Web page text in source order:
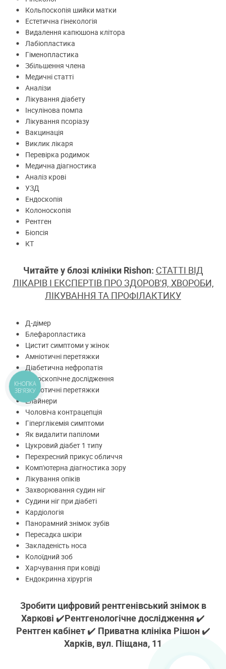
Кольпоскопія шийки матки
Естетична гінекологія
Видалення капюшона клітора
Лабіопластика
Гіменопластика
Збільшення члена
Медичні статті
Аналізи
Лікування діабету
Інсулінова помпа
Лікування псоріазу
Вакцинація
Виклик лікаря
Перевірка родимок
Медична діагностика
Аналіз крові
УЗД
Ендоскопія
Колоноскопія
Рентген
Біопсія
КТ
Читайте у блозі клініки Rishon: СТАТТІ ВІД
ЛІКАРІВ І ЕКСПЕРТІВ ПРО ЗДОРОВ'Я, ХВОРОБИ,
ЛІКУВАННЯ ТА ПРОФІЛАКТИКУ
Д-дімер
Блефаропластика
Цистит симптоми у жінок
Амніотичні перетяжки
Діабетична нефропатія
Ендоскопічне дослідження
Амніотичні перетяжки
Елайнери
Чоловіча контрацепція
Гіперглікемія симптоми
Як видалити папіломи
Цукровий діабет 1 типу
Перехресний прикус обличчя
Комп'ютерна діагностика зору
Лікування опіків
Захворювання судин ніг
Судини ніг при діабеті
Кардіологія
Панорамний знімок зубів
Пересадка шкіри
Закладеність носа
Колоїдний зоб
Харчування при ковіді
Ендокринна хірургія
Зробити цифровий рентгенівський знімок в
Харкові ✔️Рентгенологічне дослідження ✔️
Рентген кабінет ✔️ Приватна клініка Рішон ✔️
Харків, вул. Піщана, 11
КНОПКА
ЗВ'ЯЗКУ